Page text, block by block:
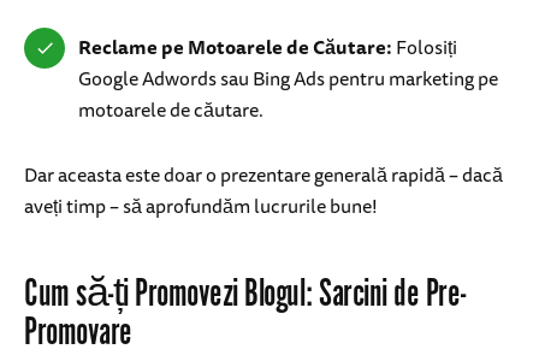
Reclame pe Motoarele de Căutare:Folosiți
Google Adwords sau Bing Ads pentru marketing pe
motoarele de căutare.
Dar aceasta este doar o prezentare generală rapidă – dacă
aveți timp – să aprofundăm lucrurile bune!
Cum să-ți Promovezi Blogul: Sarcini de Pre-
Promovare